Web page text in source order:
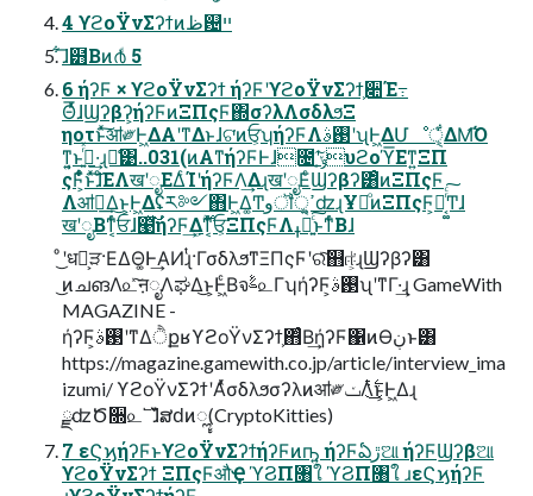
4 ϒϩοΫνΣʔϯͷظ଴ײ
͋͞ɺ๻Βͷ൪ͩ 5
6 ήʔϜ × ϒϩοΫνΣʔϯ ήʔϜʹϒϩοΫνΣʔϯ͕૊Έ߹
Θͬͯ͞ɺϢʔβʔ͕ήʔϜͷΞΠςϜ΍σʔλΛσδλϧΞ
ηοτͱͯ͠ॴ༗Ͱ͖ΔΑ͏ʹͳΔͱɺଟ͘ͷਓ͕ʮήʔϜΛ࢓ࣄʹʯͰ͖ΔՄೳੑ͕͋ΔΜ͡Ό
ͳ͍͔ͱࢥ͍ͬͯ·͢ɻྫ͑͹..031(ͷΑ͏ͳήʔϜͰɺ೔ʹݸ͔͠υϩοϓ͞Εͳ͍ΞΠ
ςϜ͕͋ͬͨͱͯ͠ɺͦΕΛखʹೖΕΔͨΊʹήʔϜΛ͢ΔɻखʹೖΕͨϢʔβʔ͸ͦͷΞΠςϜ
Λॴ༗͢Δ͜ͱ͕Ͱ͖Δʢར༻΋Ͱ͖Δ͚Ͳوॏੑ͕ߴ͍ʣɻҰํͦͷΞΠςϜ͕ཉ͔͚ͬͨ͠Ͳɺ
खʹೖΒͳ͔ͬͨਓɺ๩ͯ͘͠ήʔϜ͢Δ͕࣌ؒͳ͔ͬͨਓ͕ΞΠςϜΛߪೖ͍ͨ͠ͱͳͬͨΒɺ
ͦ͜ʹधཁ͕ੜ·ΕΔΘ͚Ͱ͢ΑͶɻͭ·ΓσδλϧͳΞΠςϜʹରͯ͠஋ஈ͕ͭ͘ɻϢʔβʔ͸
͜ͷചങΛ௨ͯ͠ऩೖΛಘΔ͜ͱ͕Ͱ͖ͨΒจࣈ௨ΓʮήʔϜ͕࢓ࣄʯʹͳΓ·͢ɻ GameWith
MAGAZINE -
ήʔϜ͕࢓ࣄʹͳΔੈքʁϒϩοΫνΣʔϯ͕΋ͨΒ͢ήʔϜ΁ͷӨڹͱ͸
https://magazine.gamewith.co.jp/article/interview_ima
izumi/ ϒϩοΫνΣʔϯʹΑͬͯσδλϧσʔλͷॴ༗ݖΛ࣋ͭ͜ͱ͕Ͱ͖Δɻ
ྫʣԾ૝௨՟ɺ̍̏̌̌ສԁͷೣ(CryptoKitties)
7 εϚϗήʔϜͱϒϩοΫνΣʔϯήʔϜͷҧ͍ ήʔϜఏڙଆ ήʔϜϢʔβଆ
ϒϩοΫνΣʔϯ ΞΠςϜऔҾ ϓϨΠ৘ใ ϓϨΠ৘ใ ɹεϚϗήʔϜ